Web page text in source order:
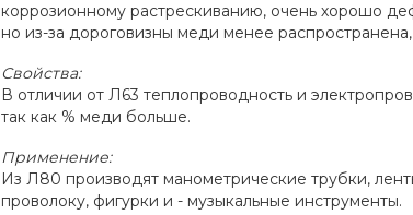
коррозионному растрескиванию, очень хорошо
но из-за дороговизны меди менее
Свойства:
В отличии от Л63 теплопроводность и
так как % меди больше.
Применение:
Из Л80 производят манометрические трубки,
проволоку, фигурки и - музыкальные инструменты.